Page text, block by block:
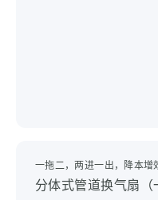
一拖二，两进一出，降本增
分体式管道换气扇（